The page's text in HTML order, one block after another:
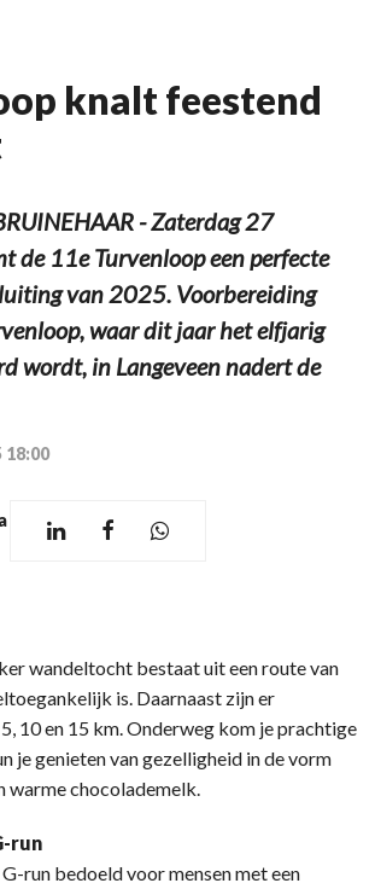
knalt feestend
- Zaterdag 27
de 11e Turvenloop een perfecte
van 2025. Voorbereiding
waar dit jaar het elfjarig
wordt, in Langeveen nadert de
18:00
wandeltocht bestaat uit een route van
is. Daarnaast zijn er
10 en 15 km. Onderweg kom je prachtige
je genieten van gezelligheid in de vorm
warme chocolademelk.
run
run bedoeld voor mensen met een